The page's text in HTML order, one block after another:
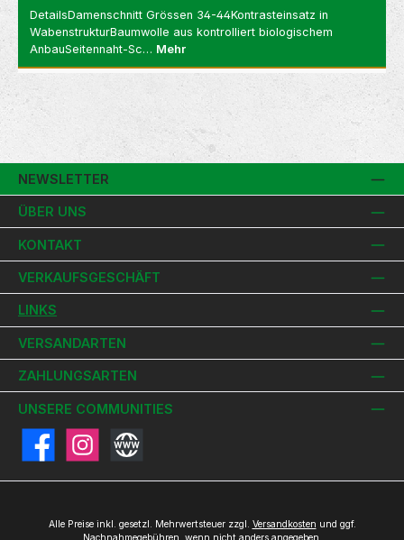
DetailsDamenschnitt Grössen 34-44Kontrasteinsatz in
WabenstrukturBaumwolle aus kontrolliert biologischem
AnbauSeitennaht-Sc… Mehr
NEWSLETTER
ÜBER UNS
KONTAKT
VERKAUFSGESCHÄFT
LINKS
VERSANDARTEN
ZAHLUNGSARTEN
UNSERE COMMUNITIES
FacebookInstagramWebsite
Alle Preise inkl. gesetzl. Mehrwertsteuer zzgl. Versandkosten und ggf.